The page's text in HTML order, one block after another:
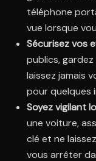
téléphone
vue lorsque
Sécurisez vos
publics,
laissez jamais
pour quelques
Soyez vigilant
une voiture,
clé et ne
vous arrêter